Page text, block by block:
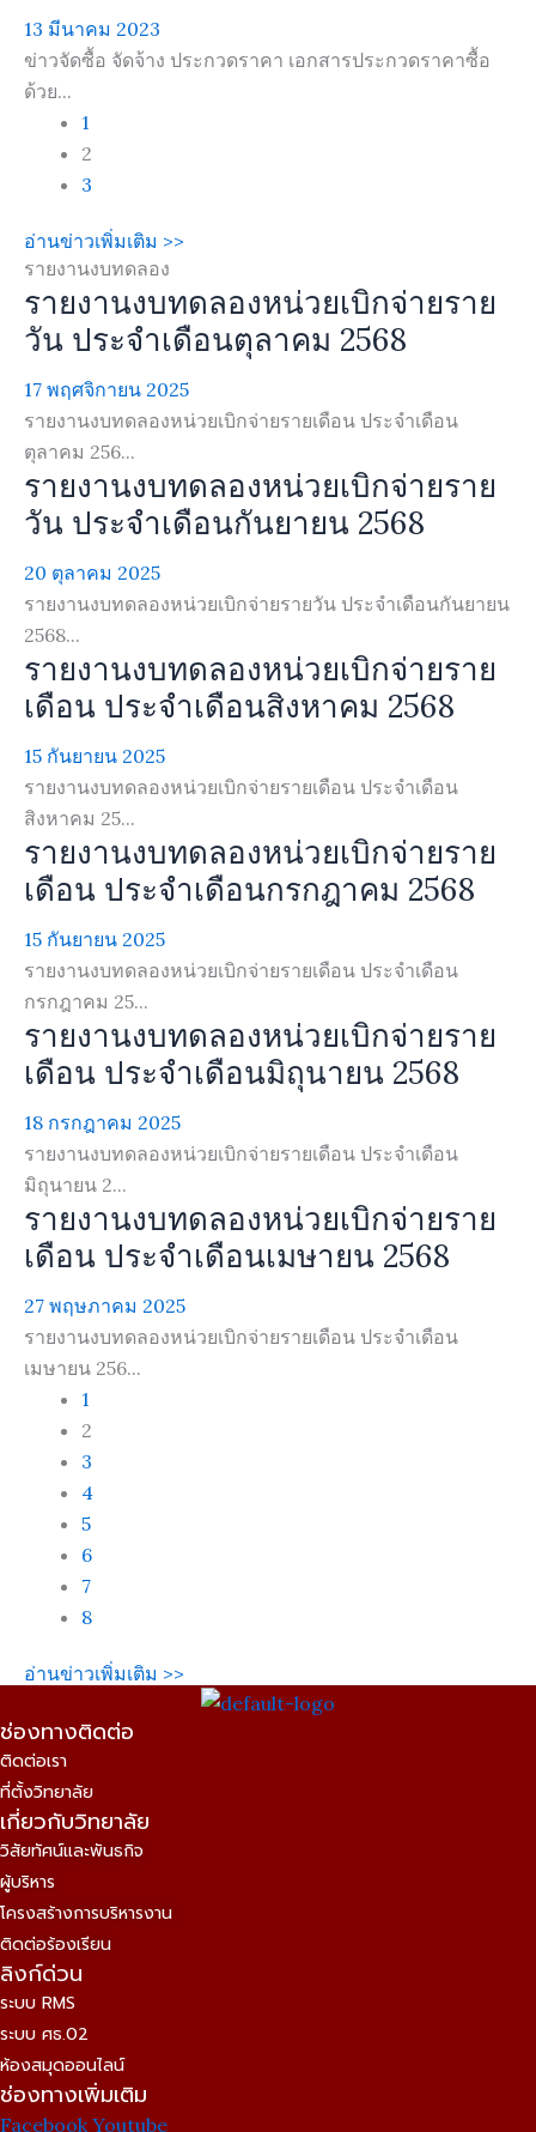
13 มีนาคม 2023
ข่าวจัดซื้อ จัดจ้าง ประกวดราคา เอกสารประกวดราคาซื้อ
ด้วย...
1
2
3
อ่านข่าวเพิ่มเติม >>
รายงานงบทดลอง
รายงานงบทดลองหน่วยเบิกจ่ายราย
วัน ประจำเดือนตุลาคม 2568
17 พฤศจิกายน 2025
รายงานงบทดลองหน่วยเบิกจ่ายรายเดือน ประจำเดือน
ตุลาคม 256...
รายงานงบทดลองหน่วยเบิกจ่ายราย
วัน ประจำเดือนกันยายน 2568
20 ตุลาคม 2025
รายงานงบทดลองหน่วยเบิกจ่ายรายวัน ประจำเดือนกันยายน
2568...
รายงานงบทดลองหน่วยเบิกจ่ายราย
เดือน ประจำเดือนสิงหาคม 2568
15 กันยายน 2025
รายงานงบทดลองหน่วยเบิกจ่ายรายเดือน ประจำเดือน
สิงหาคม 25...
รายงานงบทดลองหน่วยเบิกจ่ายราย
เดือน ประจำเดือนกรกฎาคม 2568
15 กันยายน 2025
รายงานงบทดลองหน่วยเบิกจ่ายรายเดือน ประจำเดือน
กรกฎาคม 25...
รายงานงบทดลองหน่วยเบิกจ่ายราย
เดือน ประจำเดือนมิถุนายน 2568
18 กรกฎาคม 2025
รายงานงบทดลองหน่วยเบิกจ่ายรายเดือน ประจำเดือน
มิถุนายน 2...
รายงานงบทดลองหน่วยเบิกจ่ายราย
เดือน ประจำเดือนเมษายน 2568
27 พฤษภาคม 2025
รายงานงบทดลองหน่วยเบิกจ่ายรายเดือน ประจำเดือน
เมษายน 256...
1
2
3
4
5
6
7
8
อ่านข่าวเพิ่มเติม >>
ช่องทางติดต่อ
ติดต่อเรา
ที่ตั้งวิทยาลัย
เกี่ยวกับวิทยาลัย
วิสัยทัศน์และพันธกิจ
ผู้บริหาร
โครงสร้างการบริหารงาน
ติดต่อร้องเรียน
ลิงก์ด่วน
ระบบ RMS
ระบบ ศธ.02
ห้องสมุดออนไลน์
ช่องทางเพิ่มเติม
Facebook Youtube